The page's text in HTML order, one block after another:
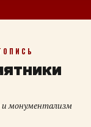
и монументализм